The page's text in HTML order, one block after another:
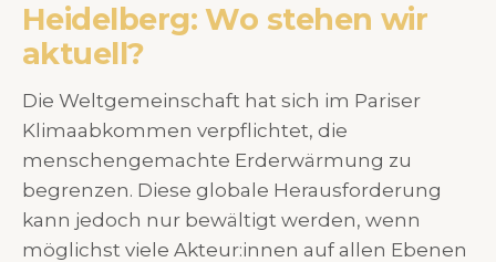
Heidelberg: Wo stehen wir
aktuell?
Die Weltgemeinschaft hat sich im Pariser
Klimaabkommen verpflichtet, die
menschengemachte Erderwärmung zu
begrenzen. Diese globale Herausforderung
kann jedoch nur bewältigt werden, wenn
möglichst viele Akteur:innen auf allen Ebenen